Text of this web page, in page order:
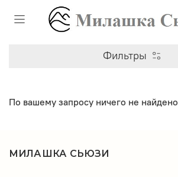
Фильтры
По вашему запросу ничего не найдено
МИЛАШКА СЬЮЗИ